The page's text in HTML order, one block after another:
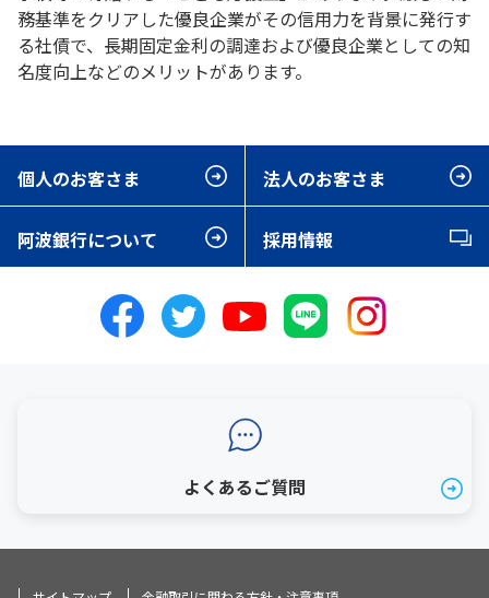
務基準をクリアした優良企業がその信用力を背景に発行す
る社債で、長期固定金利の調達および優良企業としての知
名度向上などのメリットがあります。
個人のお客さま 法人のお客さま
阿波銀行について 採用情報
よくあるご質問